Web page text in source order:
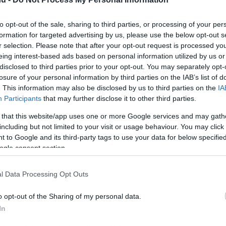
opt-out of the sale, sharing to third parties, or processing of your
for targeted advertising by us, please use the below opt-out
selection. Please note that after your opt-out request is processed
interest-based ads based on personal information utilized by us
to third parties prior to your opt-out. You may separately
of your personal information by third parties on the IAB’s list of
This information may also be disclosed by us to third parties on the
Participants that may further disclose it to other third parties.
that this website/app uses one or more Google services and may
but not limited to your visit or usage behaviour. You may
to Google and its third-party tags to use your data for below
consent section.
Data Processing Opt Outs
opt-out of the Sharing of my personal data.
azon, hogy mi lett az
kövess minket aCsakfociGoogle News oldalán is!
átvette az irányítást egy meg nem
ingatlanja felett
számolt be a hírről egy másik angol lap, a